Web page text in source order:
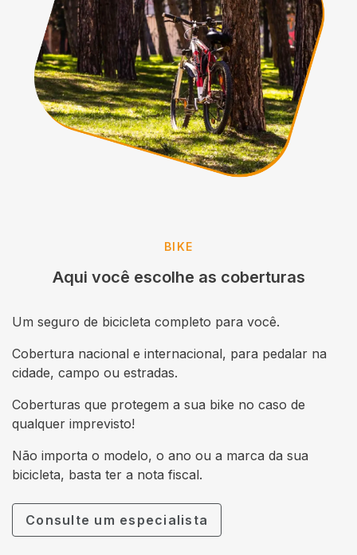
BIKE
Aqui você escolhe as coberturas
Um seguro de bicicleta completo para você.
Cobertura nacional e internacional, para pedalar na
cidade, campo ou estradas.
Coberturas que protegem a sua bike no caso de
qualquer imprevisto!
Não importa o modelo, o ano ou a marca da sua
bicicleta, basta ter a nota fiscal.
Consulte um especialista